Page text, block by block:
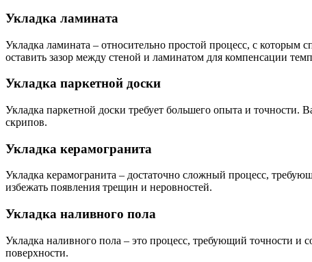
Укладка ламината
Укладка ламината – относительно простой процесс, с которым
оставить зазор между стеной и ламинатом для компенсации
Укладка паркетной доски
Укладка паркетной доски требует большего опыта и точности.
скрипов.
Укладка керамогранита
Укладка керамогранита – достаточно сложный процесс,
избежать появления трещин и неровностей.
Укладка наливного пола
Укладка наливного пола – это процесс, требующий точности и
поверхности.